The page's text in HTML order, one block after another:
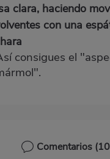
clara, haciendo
con una
consigues el
Comentarios